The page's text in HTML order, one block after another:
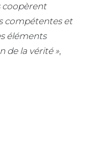
coopèrent
compétentes et
éléments
de la vérité »,